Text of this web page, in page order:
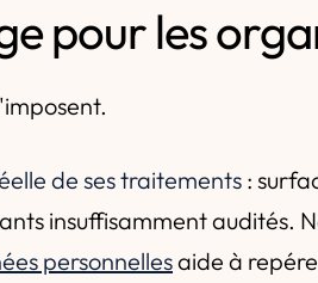
pour les
de ses traitements :
insuffisamment audités.
personnellesaide à